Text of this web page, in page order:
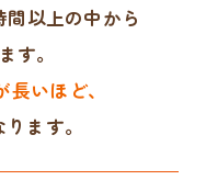
以上の中から
す。
いほど、
ります。